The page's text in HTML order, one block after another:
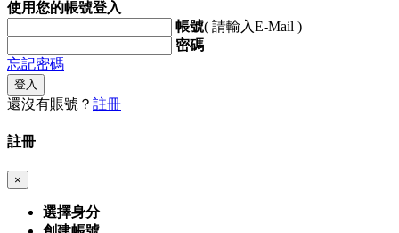
使用您的帳號登入
帳號( 請輸入E-Mail )
密碼
忘記密碼
登入
還沒有賬號？ 註冊
註冊
×
選擇身分